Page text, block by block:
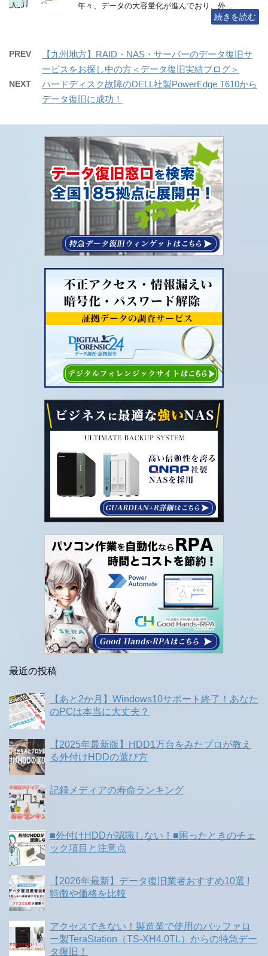
年々、データの大容量化が進んでおり、外…
続きを読む
PREV
【九州地方】RAID・NAS・サーバーのデータ復旧サ
ービスをお探し中の方＜データ復旧実績ブログ＞
NEXT
ハードディスク故障のDELL社製PowerEdge T610から
データ復旧に成功！
最近の投稿
【あと2か月】Windows10サポート終了！あなた
のPCは本当に大丈夫？
【2025年最新版】HDD1万台をみたプロが教え
る外付けHDDの選び方
記録メディアの寿命ランキング
■外付けHDDが認識しない！■困ったときのチェ
ック項目と注意点
【2026年最新】データ復旧業者おすすめ10選 !
特徴や価格を比較
アクセスできない！製造業で使用のバッファロ
ー製TeraStation（TS-XH4.0TL）からの特急デー
タ復旧！